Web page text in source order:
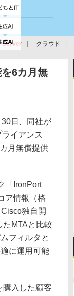
Server クラウド
6カ月無
日、同社が
イアンス
月無償提供
「IronPort
ア情報（格
独自開
MTAと比較
フィルタと
に運用可能
入した顧客